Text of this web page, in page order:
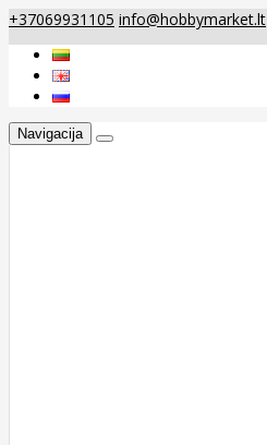
+37069931105 info@hobbymarket.lt
Navigacija